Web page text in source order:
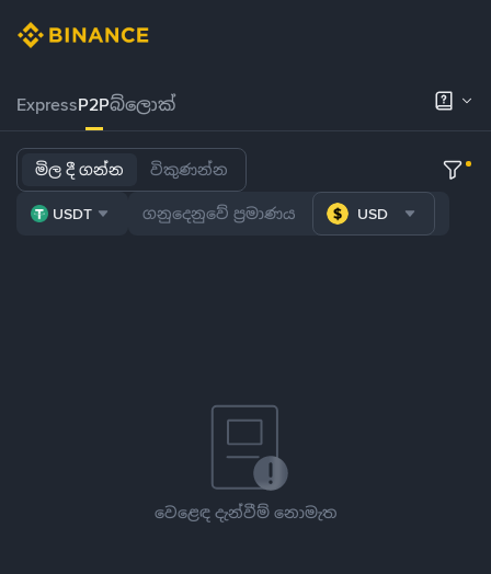
ExpressP2Pබ්ලොක්
මිල දී ගන්න විකුණන්න
USDT USD
වෙළෙඳ දැන්වීම් නොමැත